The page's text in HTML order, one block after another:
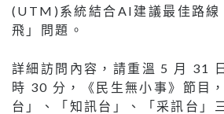
(UTM)系統結合AI建議最佳路線
飛」問題。
詳細訪問內容，請重溫 5 月 31
時 30 分，《民生無小事》節目
台」、「知訊台」、「采訊台」